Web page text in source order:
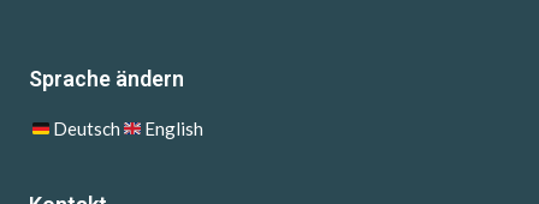
Sprache ändern
Deutsch English